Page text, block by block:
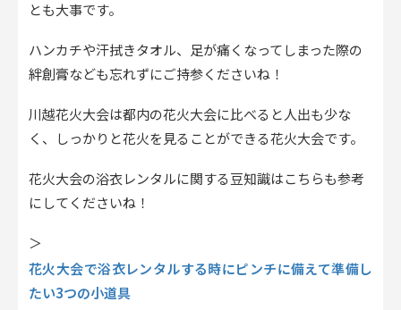
とも大事です。
ハンカチや汗拭きタオル、足が痛くなってしまった際の
絆創膏なども忘れずにご持参くださいね！
川越花火大会は都内の花火大会に比べると人出も少な
く、しっかりと花火を見ることができる花火大会です。
花火大会の浴衣レンタルに関する豆知識はこちらも参考
にしてくださいね！
＞
花火大会で浴衣レンタルする時にピンチに備えて準備し
たい3つの小道具